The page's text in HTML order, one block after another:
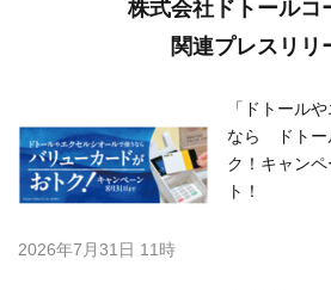
株式会社ドトールコ
関連プレスリリ
「ドトール
なら ドトー
ク！キャン
ト！
2026年7月31日 11時